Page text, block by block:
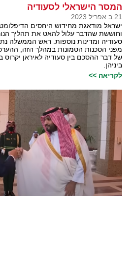
המסר הישראלי לסעודיה
21 ב אפריל 2023
ישראל מודאגת מחידוש היחסים
וחוששת שהדבר עלול להאט את תהליך
סעודיה ומדינות נוספות. ראש הממשלה
מפני הסכנות הטמונות במהלך הזה,
של דבר ההסכם בין סעודיה לאיראן יקרוס
ביניהן.
לקריאה >>